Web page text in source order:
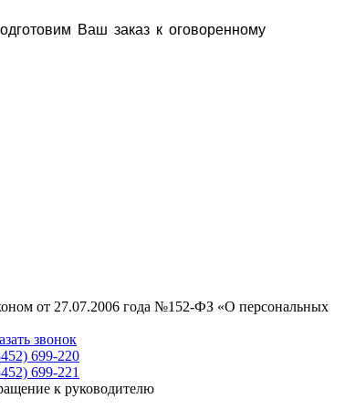
Ваш заказ к оговоренному
от 27.07.2006 года №152-ФЗ «О персональных
звонок
699-220
699-221
к руководителю